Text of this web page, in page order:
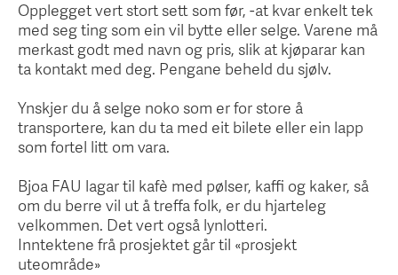
Opplegget vert stort sett som før, -at kvar enkelt tek
med seg ting som ein vil bytte eller selge. Varene må
merkast godt med navn og pris, slik at kjøparar kan
ta kontakt med deg. Pengane beheld du sjølv.
Ynskjer du å selge noko som er for store å
transportere, kan du ta med eit bilete eller ein lapp
som fortel litt om vara.
Bjoa FAU lagar til kafè med pølser, kaffi og kaker, så
om du berre vil ut å treffa folk, er du hjarteleg
velkommen. Det vert også lynlotteri.
Inntektene frå prosjektet går til «prosjekt
uteområde»